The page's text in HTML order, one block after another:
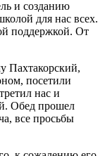
и созданию
для нас всех.
поддержкой. От
Пахтакорский,
посетили
нас и
Обед прошел
все просьбы